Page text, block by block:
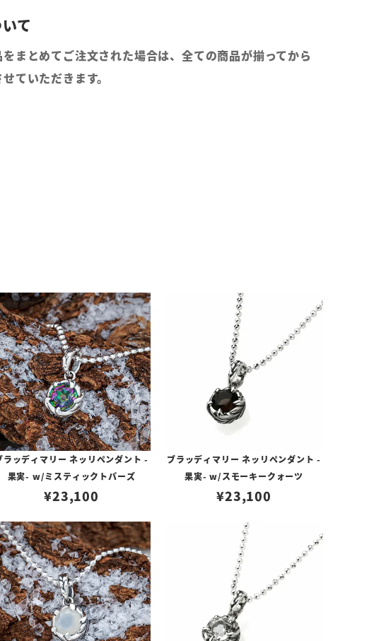
まとめてご注文された場合は、全ての商品が揃ってから
ていただきます。
ラッディマリー ネッリペンダント -
果実- w/ミスティックトパーズ
¥23,100
ブラッディマリー ネッリペンダント -
果実- w/スモーキークォーツ
¥23,100